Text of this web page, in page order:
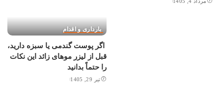
بارداری و اقدام
اگر پوست گندمی یا سبزه دارید،
قبل از لیزر موهای زائد این نکات
را حتماً بدانید
تیر 29, 1405